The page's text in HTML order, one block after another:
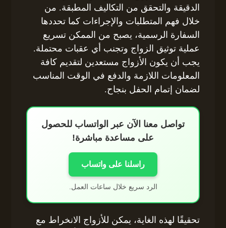
الدقيقة والتحقق من التكاليف المطبقة. من
خلال فهم المتطلبات والإجراءات كما تحددها
السفارة الرسمية، يصبح من الممكن تسريع
عملية توثيق الزواج وتجنب أي عقبات محتملة.
يجب أن يكون الأزواج مستعدين لتقديم كافة
المعلومات اللازمة والدفع في الوقت المناسب
لضمان إتمام الحفل بنجاح.
تواصل معنا الآن عبر الواتساب للحصول
على مساعدة مباشرة!
راسلنا على واتساب
الرد سريع خلال ساعات العمل.
تحقيقًا لهذه الغاية، يمكن للأزواج الانخراط مع